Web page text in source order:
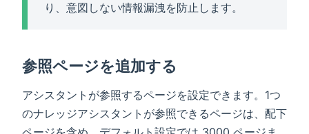
り、意図しない情報漏洩を防止します。
参照ページを追加する
アシスタントが参照するページを設定できます。1つ
のナレッジアシスタントが参照できるページは、配下